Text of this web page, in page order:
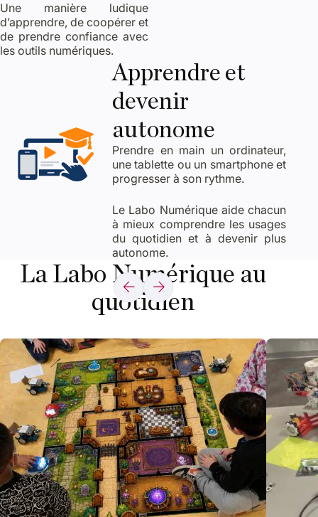
Une manière ludique
d’apprendre, de coopérer et
de prendre confiance avec
les outils numériques.
Apprendre et
devenir
autonome
Prendre en main un ordinateur,
une tablette ou un smartphone et
progresser à son rythme.
Le Labo Numérique aide chacun
à mieux comprendre les usages
du quotidien et à devenir plus
autonome.
La Labo Numérique au
quotidien
Afficher
Afficher